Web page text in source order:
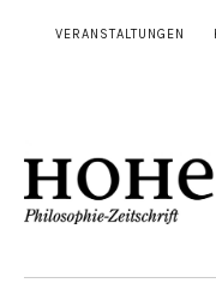
VERANSTALTUNGEN